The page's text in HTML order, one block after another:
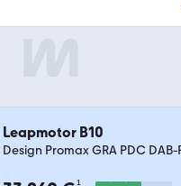
Leapmotor B10
Design Promax GRA PDC